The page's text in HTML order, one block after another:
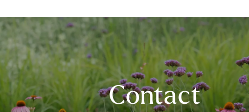
開花情報
年間カレンダー
花図鑑
フード・ショッピング
MINAMO RESTAURANT
FLOWER HALL CAFE
TEIEN茶房
Contact